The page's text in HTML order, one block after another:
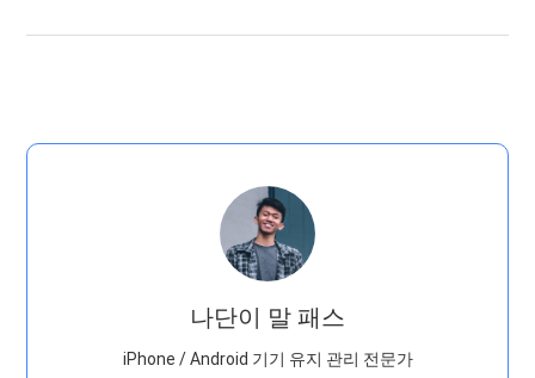
나단이 말 패스
iPhone / Android 기기 유지 관리 전문가